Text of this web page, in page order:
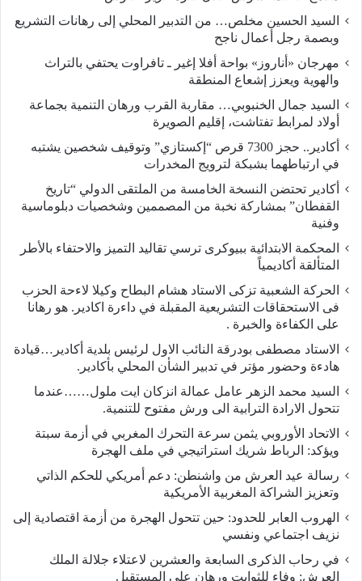
السيد الحسين مخلص… من التدبير المحلي إلى رهانات التشريع
وبصمة رجل أعمال ناجح
مهرجان «أناروز» بواحة أفلا إغير ـ تافراوت يحتفي بالتراث
والهوية ويعزز إشعاع المنطقة
السيد جمال الخنبوبي… مقاربة القرب ورهان التنمية بجماعة
أولاد لمرابط تفتاشت، إقليم الصويرة
أكادير.. حجز 7300 قرص “إكستازي” وتوقيف شخصين يشتبه
في ارتباطهما بشبكة لترويج المخدرات
أكادير تحتضن النسخة الخامسة من الملتقى الدولي “تاريخ
القفطان” بمشاركة نخبة من المصممين وشخصيات دبلوماسية
وفنية
المحكمة الابتدائية ببيوكرى ترسي تقاليد التميز والاحتفاء بالأطر
المتألقة أكاديمياً
الحركة الشعبية تزكى الاستاد هشام البطاح وكيلا لاءحة الحزب
فى الاستحقاقات التشريعية المقبلة في داءرة اكادير. هو رهانا
على الكفاءة والخبرة .
الاستاد مصطفى بودرقة النائب الاول لرئيس بلدية أكادير…قيادة
هادءة وحضور مؤتر في تدبير الشأن المحلي بأكادير.
السيد محمد الزهر عامل عمالة انزكان ايت ملول……عندما
تتحول الارادة الترابية الى ورش مفتوح للتنمية.
الاتحاد الأوروبي يثمن سرعة التحرك المغربي في أزمة سبتة
ويؤكد: الرباط شريك استراتيجي في ملف الهجرة
رسالة عيد العرش من واشنطن: دعم أمريكي للحكم الذاتي
وتعزيز الشراكة المغربية الأمريكية
​الهروب العابر للحدود: حين تتحول الهجرة من أزمة اقتصادية إلى
نزيف اجتماعي ونفسي
في رحاب الذكرى السابعة والعشرين لاعتلاء جلالة الملك
العرش: وفاء للثوابت ورهان على المستقبل